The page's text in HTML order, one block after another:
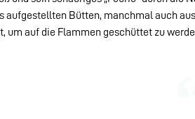
aufgestellten Bütten, manchmal auch
um auf die Flammen geschüttet zu